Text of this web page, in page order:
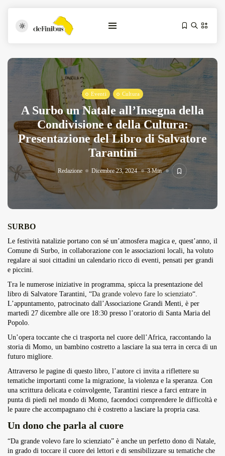
Iosonouncane A Lecce: Concerto Acustico...
Luglio 17, 2026 13 Min
Tarantarte Al Festival De Fès...
Maggio 29, 2026
Eventi Cultura
A Surbo un Natale all’Insegna della
Condivisione e della Cultura:
Presentazione del Libro di Salvatore
Tarantini
Redazione Dicembre 23, 2024 3 Min
SURBO
Le festività natalizie portano con sé un’atmosfera magica e, quest’anno, il
Comune di Surbo, in collaborazione con le associazioni locali, ha voluto
regalare ai suoi cittadini un calendario ricco di eventi, pensati per grandi
e piccini.
Tra le numerose iniziative in programma, spicca la presentazione del
libro di Salvatore Tarantini, “Da grande volevo fare lo scienziato“.
L’appuntamento, patrocinato dall’Associazione Grandi Menti, è per
martedì 27 dicembre alle ore 18:30 presso l’oratorio di Santa Maria del
Popolo.
Un’opera toccante che ci trasporta nel cuore dell’Africa, raccontando la
storia di Momo, un bambino costretto a lasciare la sua terra in cerca di un
futuro migliore.
Attraverso le pagine di questo libro, l’autore ci invita a riflettere su
tematiche importanti come la migrazione, la violenza e la speranza. Con
una scrittura delicata e coinvolgente, Tarantini riesce a farci entrare in
punta di piedi nel mondo di Momo, facendoci comprendere le difficoltà e
le paure che accompagnano chi è costretto a lasciare la propria casa.
Un dono che parla al cuore
“Da grande volevo fare lo scienziato” è anche un perfetto dono di Natale,
in grado di toccare il cuore dei lettori e di sensibilizzare su tematiche che